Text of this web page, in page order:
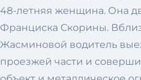
48-летняя женщина. Она
Франциска Скорины.
Жасминовой водитель
проезжей части и